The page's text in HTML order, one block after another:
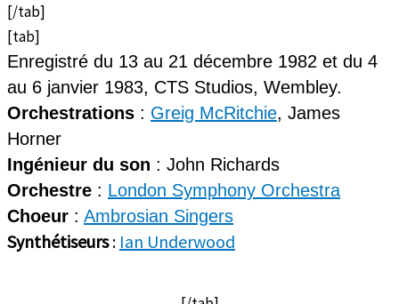
[/tab]
[tab]
Enregistré du 13 au 21 décembre 1982 et du 4
au 6 janvier 1983, CTS Studios, Wembley.
Orchestrations : Greig McRitchie, James
Horner
Ingénieur du son : John Richards
Orchestre : London Symphony Orchestra
Choeur : Ambrosian Singers
Synthétiseurs: Ian Underwood